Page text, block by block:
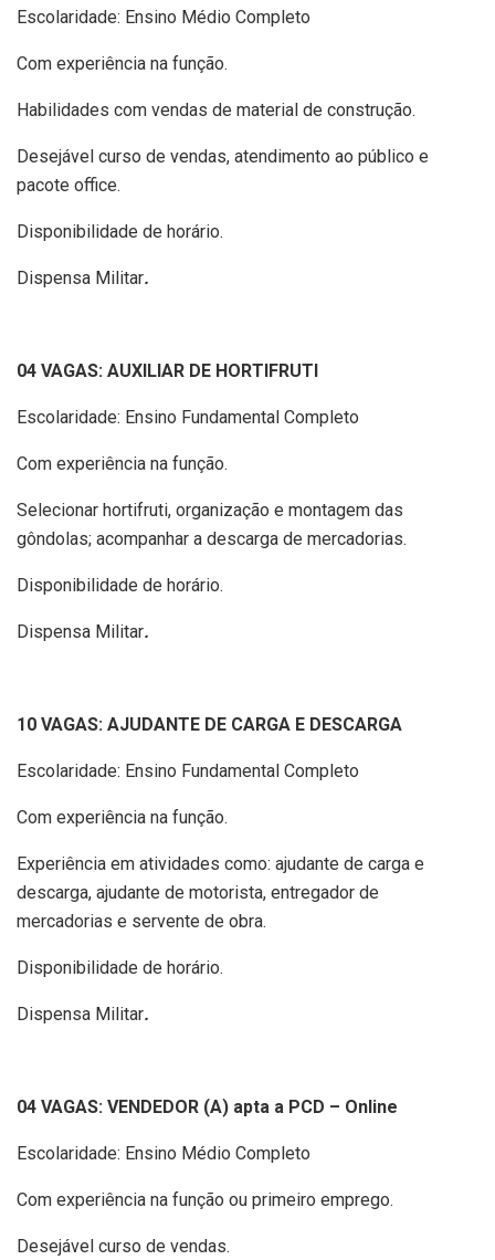
Escolaridade: Ensino Médio Completo
Com experiência na função.
Habilidades com vendas de material de construção.
Desejável curso de vendas, atendimento ao público e
pacote office.
Disponibilidade de horário.
Dispensa Militar.
04 VAGAS: AUXILIAR DE HORTIFRUTI
Escolaridade: Ensino Fundamental Completo
Com experiência na função.
Selecionar hortifruti, organização e montagem das
gôndolas; acompanhar a descarga de mercadorias.
Disponibilidade de horário.
Dispensa Militar.
10 VAGAS: AJUDANTE DE CARGA E DESCARGA
Escolaridade: Ensino Fundamental Completo
Com experiência na função.
Experiência em atividades como: ajudante de carga e
descarga, ajudante de motorista, entregador de
mercadorias e servente de obra.
Disponibilidade de horário.
Dispensa Militar.
04 VAGAS: VENDEDOR (A) apta a PCD – Online
Escolaridade: Ensino Médio Completo
Com experiência na função ou primeiro emprego.
Desejável curso de vendas.